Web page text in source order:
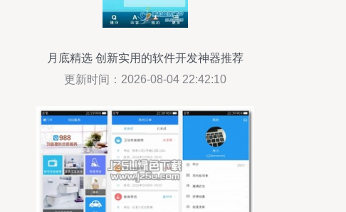
月底精选 创新实用的软件开发神器推荐
更新时间：2026-08-04 22:42:10